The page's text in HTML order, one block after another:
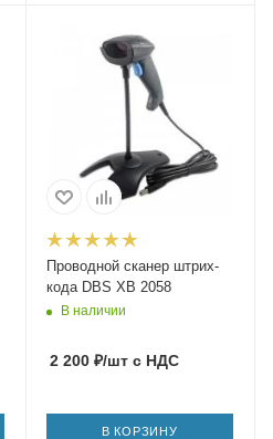
Проводной сканер штрих-
кода DBS XB 2058
В наличии
2 200₽/штс НДС
В КОРЗИНУ